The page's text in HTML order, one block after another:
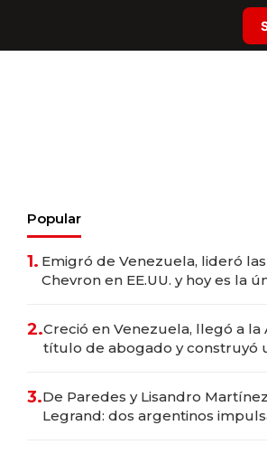
Popular
1. Emigró de Venezuela, lideró
Chevron en EE.UU. y hoy es la
2.Creció en Venezuela, llegó a la
título de abogado y construyó
3.De Paredes y Lisandro
Legrand: dos argentinos